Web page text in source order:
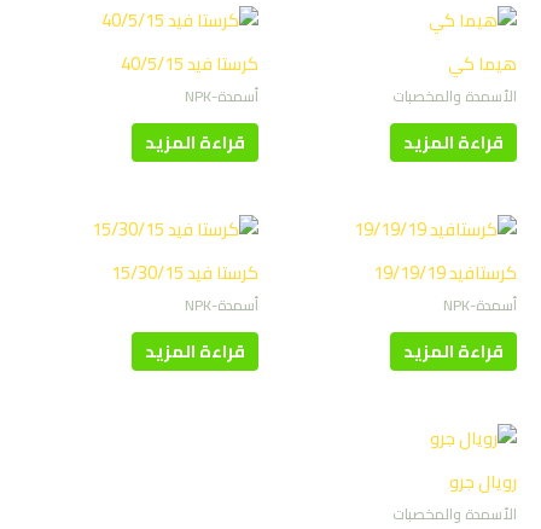
هيما كي
الأسمدة والمخصبات
قراءة المزيد
كرستا فيد 40/5/15
أسمدة-NPK
قراءة المزيد
كرستافيد 19/19/19
أسمدة-NPK
قراءة المزيد
كرستا فيد 15/30/15
أسمدة-NPK
قراءة المزيد
رويال جرو
الأسمدة والمخصبات